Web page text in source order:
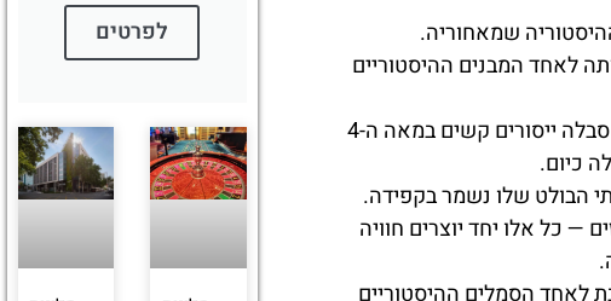
שמאחוריה.
כמעט 150 שנה, מה שהופך אותה לאחד המבנים ההיסטוריים
המבנה מוקדש לקדושה אאולליה, אחת הפטרוניות של ברצלונה, שעל פי האגדה סבלה ייסורים קשים במאה ה-4
כיום.
הבולט שלו נשמר בקפידה.
— כל אלו יחד יוצרים חוויה
לאחד הסמלים ההיסטוריים
לפרטים